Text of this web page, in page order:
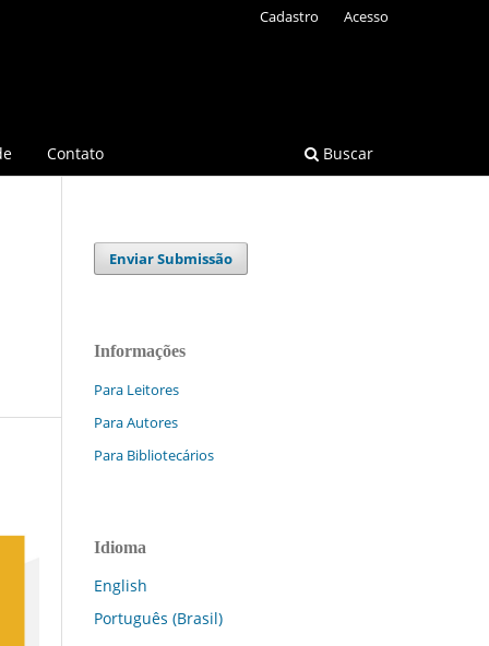
Contato Buscar
Cadastro Acesso
Enviar Submissão
Informações
Para Leitores
Para Autores
Para Bibliotecários
Idioma
English
Português (Brasil)